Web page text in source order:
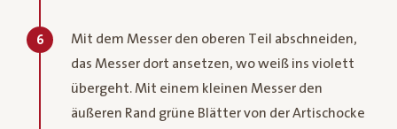
6
Mit dem Messer den oberen Teil abschneiden,
das Messer dort ansetzen, wo weiß ins violett
übergeht. Mit einem kleinen Messer den
äußeren Rand grüne Blätter von der Artischocke